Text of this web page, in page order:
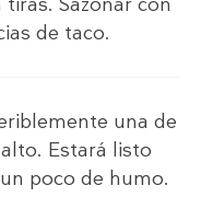
de taco.
una de
Estará listo
poco de humo.